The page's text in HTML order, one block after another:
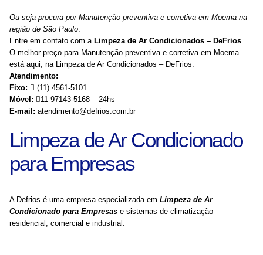
Ou seja procura por Manutenção preventiva e corretiva em Moema na
região de São Paulo.
Entre em contato com a Limpeza de Ar Condicionados – DeFrios.
O melhor preço para Manutenção preventiva e corretiva em Moema
está aqui, na Limpeza de Ar Condicionados – DeFrios.
Atendimento:
Fixo:
(11) 4561-5101
Móvel:
11 97143-5168 – 24hs
E-mail: atendimento@defrios.com.br
Limpeza de Ar Condicionado
para Empresas
A Defrios é uma empresa especializada em Limpeza de Ar
Condicionado para Empresas e sistemas de climatização
residencial, comercial e industrial.